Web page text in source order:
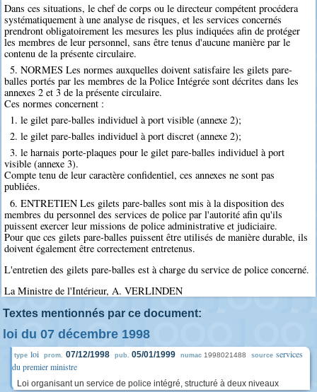
Dans ces situations, le chef de corps ou le directeur compétent procédera
systématiquement à une analyse de risques, et les services concernés
prendront obligatoirement les mesures les plus indiquées afin de protéger
les membres de leur personnel, sans être tenus d'aucune manière par le
contenu de la présente circulaire.
5. NORMES Les normes auxquelles doivent satisfaire les gilets pare-
balles portés par les membres de la Police Intégrée sont décrites dans les
annexes 2 et 3 de la présente circulaire.
Ces normes concernent :
1. le gilet pare-balles individuel à port visible (annexe 2);
2. le gilet pare-balles individuel à port discret (annexe 2);
3. le harnais porte-plaques pour le gilet pare-balles individuel à port
visible (annexe 3).
Compte tenu de leur caractère confidentiel, ces annexes ne sont pas
publiées.
6. ENTRETIEN Les gilets pare-balles sont mis à la disposition des
membres du personnel des services de police par l'autorité afin qu'ils
puissent exercer leur missions de police administrative et judiciaire.
Pour que ces gilets pare-balles puissent être utilisés de manière durable, ils
doivent également être correctement entretenus.
L'entretien des gilets pare-balles est à charge du service de police concerné.
La Ministre de l'Intérieur, A. VERLINDEN
Textes mentionnés par ce document:
loi du 07 décembre 1998
type loi prom. 07/12/1998 pub. 05/01/1999 numac 1998021488 source services
du premier ministre
Loi organisant un service de police intégré, structuré à deux niveaux